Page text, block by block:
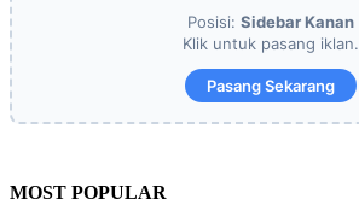
Posisi: Sidebar Kanan
Klik untuk pasang iklan.
Pasang Sekarang
MOST POPULAR